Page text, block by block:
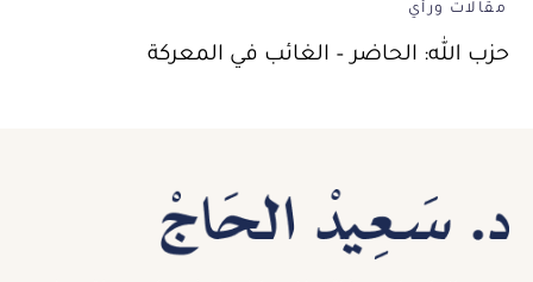
مقالات ورأي
حزب الله: الحاضر – الغائب في المعركة